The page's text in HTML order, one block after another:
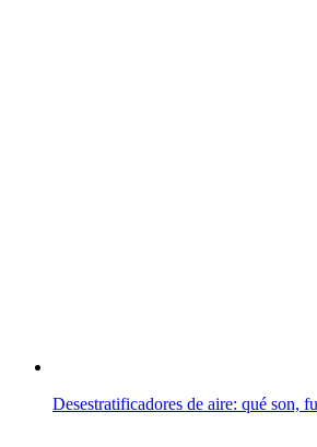
Desestratificadores de aire: qué son,